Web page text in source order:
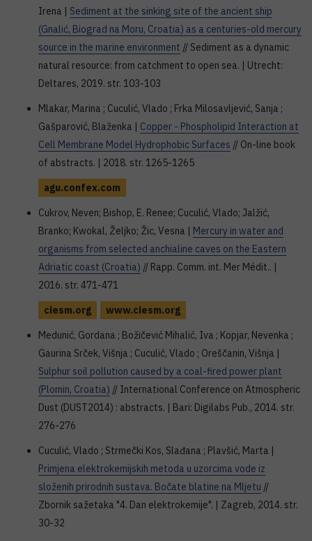
Irena | Sediment at the sinking site of the ancient ship
(Gnalić, Biograd na Moru, Croatia) as a centuries-old mercury
source in the marine environment // Sediment as a dynamic
natural resource: from catchment to open sea. | Utrecht:
Deltares, 2019. str. 103-103
Mlakar, Marina ; Cuculić, Vlado ; Frka Milosavljević, Sanja ;
Gašparović, Blaženka | Copper - Phospholipid Interaction at
Cell Membrane Model Hydrophobic Surfaces // On-line book
of abstracts. | 2018. str. 1265-1265
agu.confex.com
Cukrov, Neven; Bishop, E. Renee; Cuculić, Vlado; Jalžić,
Branko; Kwokal, Željko; Žic, Vesna | Mercury in water and
organisms from selected anchialine caves on the Eastern
Adriatic coast (Croatia) // Rapp. Comm. int. Mer Médit.. |
2016. str. 471-471
ciesm.org
www.ciesm.org
Medunić, Gordana ; Božičević Mihalić, Iva ; Kopjar, Nevenka ;
Gaurina Srček, Višnja ; Cuculić, Vlado ; Oreščanin, Višnja |
Sulphur soil pollution caused by a coal-fired power plant
(Plomin, Croatia) // International Conference on Atmospheric
Dust (DUST2014) : abstracts. | Bari: Digilabs Pub., 2014. str.
276-276
Cuculić, Vlado ; Strmečki Kos, Slađana ; Plavšić, Marta |
Primjena elektrokemijskih metoda u uzorcima vode iz
složenih prirodnih sustava. Bočate blatine na Mljetu //
Zbornik sažetaka "4. Dan elektrokemije". | Zagreb, 2014. str.
30-32